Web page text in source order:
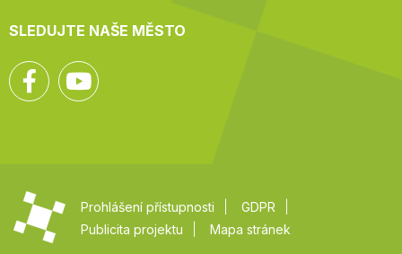
SLEDUJTE NAŠE MĚSTO
Facebook
Prohlášení přístupnosti
GDPR
Publicita projektu
Mapa stránek